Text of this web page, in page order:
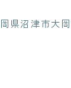
県沼津市大岡